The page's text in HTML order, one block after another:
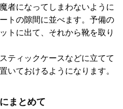
者になってしまわないように
トの隙間に並べます。予備の
トに出て、それから靴を取り
ティックケースなどに立てて
いておけるようになります。
まとめて